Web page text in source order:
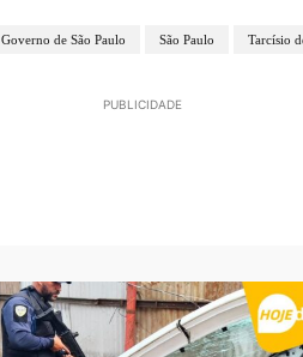
Governo de São Paulo São Paulo Tarcísio
PUBLICIDADE